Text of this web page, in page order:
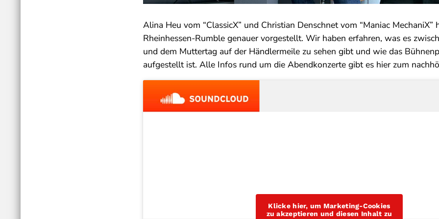
Alina Heu vom “ClassicX” und Christian Denschnet vom “Maniac MechaniX”
Rheinhessen-Rumble genauer vorgestellt. Wir haben erfahren, was es
und dem Muttertag auf der Händlermeile zu sehen gibt und wie das
aufgestellt ist. Alle Infos rund um die Abendkonzerte gibt es hier zum
Klicke hier, um Marketing-Cookies
zu akzeptieren und diesen Inhalt zu